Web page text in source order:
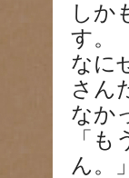
しか
す。
なに
さん
なか
「
ん。